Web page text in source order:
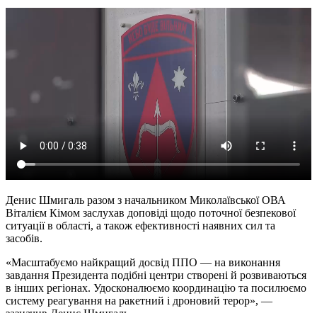
Денис Шмигаль разом з начальником Миколаївської ОВА
Віталієм Кімом заслухав доповіді щодо поточної безпекової
ситуації в області, а також ефективності наявних сил та
засобів.
«Масштабуємо найкращий досвід ППО — на виконання
завдання Президента подібні центри створені й розвиваються
в інших регіонах. Удосконалюємо координацію та посилюємо
систему реагування на ракетний і дроновий терор», —